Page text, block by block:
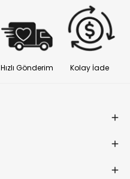
Hızlı Gönderim Kolay İade